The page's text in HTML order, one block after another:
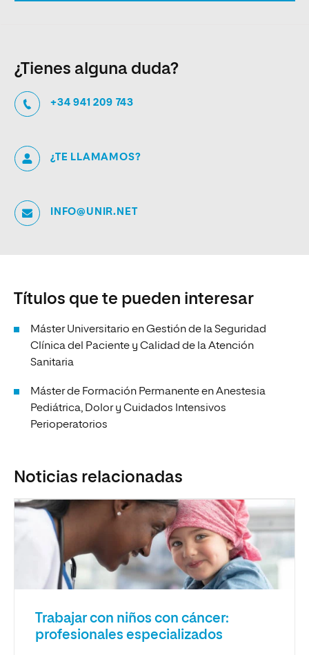
¿Tienes alguna duda?
+34 941 209 743
¿TE LLAMAMOS?
INFO@UNIR.NET
Títulos que te pueden interesar
Máster Universitario en Gestión de la Seguridad
Clínica del Paciente y Calidad de la Atención
Sanitaria
Máster de Formación Permanente en Anestesia
Pediátrica, Dolor y Cuidados Intensivos
Perioperatorios
Noticias relacionadas
Trabajar con niños con cáncer:
profesionales especializados